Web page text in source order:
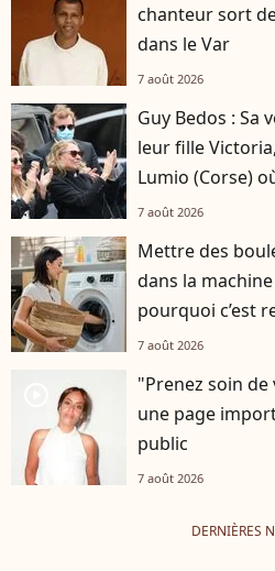
chanteur sort
dans le Var
7 août 2026
Guy Bedos : Sa
leur fille
Lumio (Corse)
7 août 2026
Mettre des
dans la
pourquoi c’est
7 août 2026
"Prenez soin
une page
public
7 août 2026
DERNIÈRES